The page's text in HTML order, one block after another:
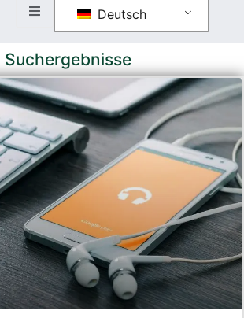
Deutsch
Suchergebnisse